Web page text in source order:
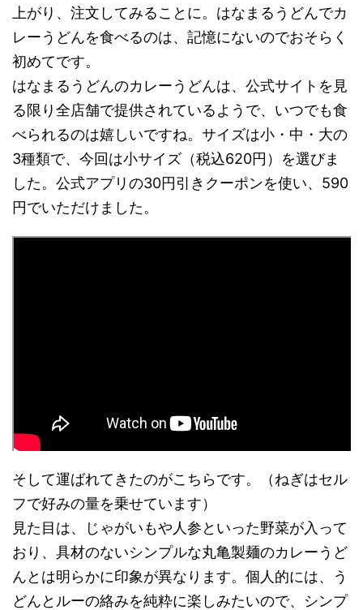
上がり、注文してみることに。はなまるうどんでカ
レーうどんを食べるのは、記憶にないのでおそらく
初めてです。
はなまるうどんのカレーうどんは、公式サイトを見
る限り全店舗で提供されているようで、いつでも食
べられるのは嬉しいですね。サイズは小・中・大の
3種類で、今回は小サイズ（税込620円）を選びま
した。公式アプリの30円引きクーポンを使い、590
円でいただけました。
そして運ばれてきたのがこちらです。（ねぎはセル
フで好みの量を乗せています）
見た目は、じゃがいもや人参といった野菜が入って
おり、具材のないシンプルな丸亀製麺のカレーうど
んとは明らかに印象が異なります。個人的には、う
どんとルーの絡みを純粋に楽しみたいので、シンプ